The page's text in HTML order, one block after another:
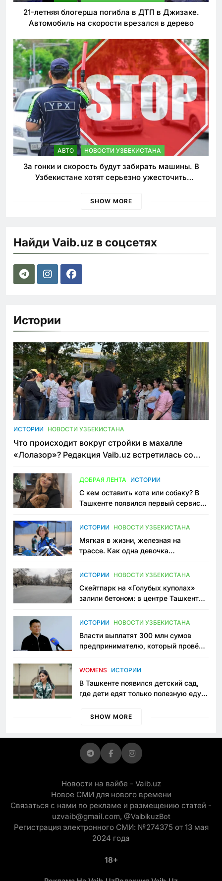
21-летняя блогерша погибла в ДТП в Джизаке.
Автомобиль на скорости врезался в дерево
АВТО НОВОСТИ УЗБЕКИСТАНА
За гонки и скорость будут забирать машины. В
Узбекистане хотят серьезно ужесточить
SHOW MORE
Найди Vaib.uz в соцсетях
Истории
ИСТОРИИ НОВОСТИ УЗБЕКИСТАНА
Что происходит вокруг стройки в махалле
«Лолазор»? Редакция Vaib.uz встретилась со
ДОБРАЯ ЛЕНТА ИСТОРИИ
С кем оставить кота или собаку? В
Ташкенте появился первый сервис
ИСТОРИИ НОВОСТИ УЗБЕКИСТАНА
Мягкая в жизни, железная на
трассе. Как одна девочка
Узбекистане
ИСТОРИИ НОВОСТИ УЗБЕКИСТАНА
Скейтпарк на «Голубых куполах»
залили бетоном: в центре Ташкента
пространство
ИСТОРИИ НОВОСТИ УЗБЕКИСТАНА
Власти выплатят 300 млн сумов
предпринимателю, который провёл
приговору
WOMENS ИСТОРИИ
В Ташкенте появился детский сад,
где дети едят только полезную еду.
просить «кашу без сахара»
SHOW MORE
Новости на вайбе - Vaib.uz
Новое СМИ для нового времени
Связаться с нами по рекламе и размещению статей -
uzvaib@gmail.com, @VaibikuzBot
Регистрация электронного СМИ: №274375 от 13 мая
2024 года
18+